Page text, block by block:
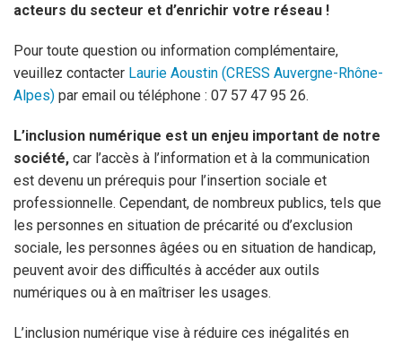
acteurs du secteur et d’enrichir votre réseau !
Pour toute question ou information complémentaire,
veuillez contacter Laurie Aoustin (CRESS Auvergne-Rhône-
Alpes) par email ou téléphone : 07 57 47 95 26.
L’inclusion numérique est un enjeu important de notre
société, car l’accès à l’information et à la communication
est devenu un prérequis pour l’insertion sociale et
professionnelle. Cependant, de nombreux publics, tels que
les personnes en situation de précarité ou d’exclusion
sociale, les personnes âgées ou en situation de handicap,
peuvent avoir des difficultés à accéder aux outils
numériques ou à en maîtriser les usages.
L’inclusion numérique vise à réduire ces inégalités en